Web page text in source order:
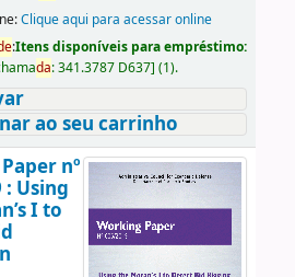
Clique aqui para acessar online
:Itens disponíveis para empréstimo:
da:341.3787 D637] (1).
ao seu carrinho
nº
: Using
I to